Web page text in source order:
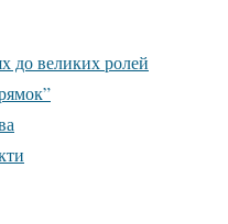
до великих ролей